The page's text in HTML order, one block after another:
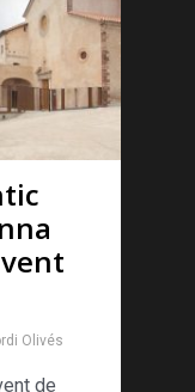
Olivés
de